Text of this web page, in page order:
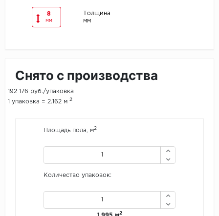
Forbo Allura Click
Jinan PDM
KDF
8
мм
Толщина
мм
Снято с производства
192 176 руб./упаковка
1 упаковка = 2.162 м 2
Площадь пола, м2
Количество упаковок:
2